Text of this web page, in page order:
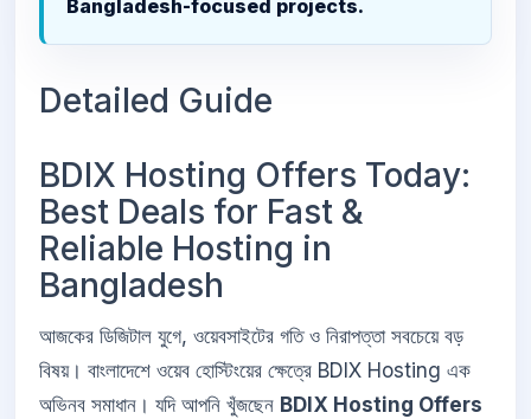
Bangladesh-focused projects.
Detailed Guide
BDIX Hosting Offers Today:
Best Deals for Fast &
Reliable Hosting in
Bangladesh
আজকের ডিজিটাল যুগে, ওয়েবসাইটের গতি ও নিরাপত্তা সবচেয়ে বড়
বিষয়। বাংলাদেশে ওয়েব হোস্টিংয়ের ক্ষেত্রে BDIX Hosting এক
অভিনব সমাধান। যদি আপনি খুঁজছেন BDIX Hosting Offers